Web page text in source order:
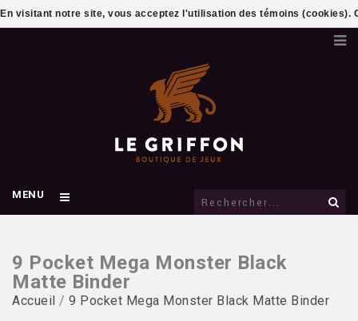
MENU
9 Pocket Mega Monster Black
Matte Binder
Accueil / 9 Pocket Mega Monster Black Matte Binder
En visitant notre site, vous acceptez l'utilisation des témoins